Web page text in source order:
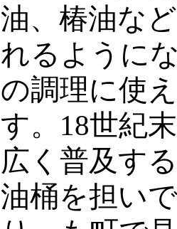
油、椿油な
れるように
の調理に使
す。18世紀
広く普及す
油桶を担い